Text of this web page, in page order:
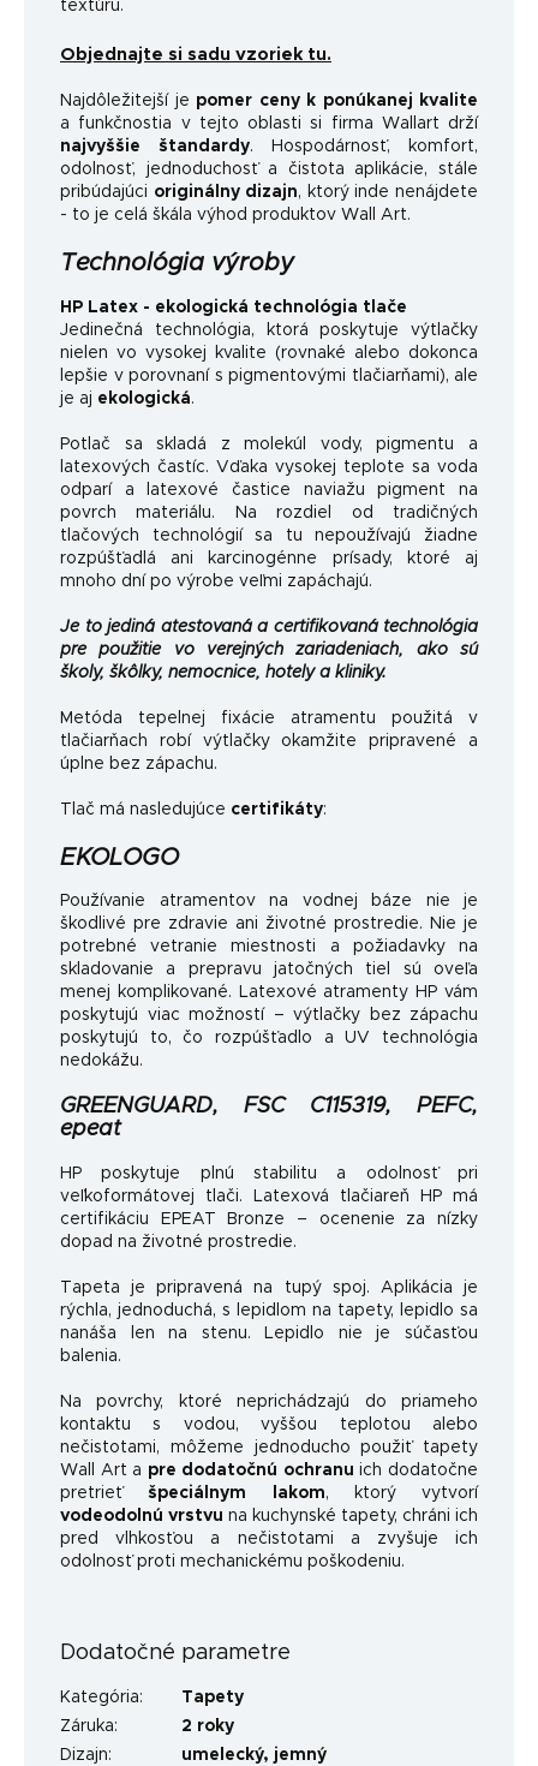
textúru.
Objednajte si sadu vzoriek tu.
Najdôležitejší je pomer ceny k ponúkanej kvalite
a funkčnostia v tejto oblasti si firma Wallart drží
najvyššie štandardy. Hospodárnosť, komfort,
odolnosť, jednoduchosť a čistota aplikácie, stále
pribúdajúci originálny dizajn, ktorý inde nenájdete
- to je celá škála výhod produktov Wall Art.
Technológia výroby
HP Latex - ekologická technológia tlače
Jedinečná technológia, ktorá poskytuje výtlačky
nielen vo vysokej kvalite (rovnaké alebo dokonca
lepšie v porovnaní s pigmentovými tlačiarňami), ale
je aj ekologická.
Potlač sa skladá z molekúl vody, pigmentu a
latexových častíc. Vďaka vysokej teplote sa voda
odparí a latexové častice naviažu pigment na
povrch materiálu. Na rozdiel od tradičných
tlačových technológií sa tu nepoužívajú žiadne
rozpúšťadlá ani karcinogénne prísady, ktoré aj
mnoho dní po výrobe veľmi zapáchajú.
Je to jediná atestovaná a certifikovaná technológia
pre použitie vo verejných zariadeniach, ako sú
školy, škôlky, nemocnice, hotely a kliniky.
Metóda tepelnej fixácie atramentu použitá v
tlačiarňach robí výtlačky okamžite pripravené a
úplne bez zápachu.
Tlač má nasledujúce certifikáty:
EKOLOGO
Používanie atramentov na vodnej báze nie je
škodlivé pre zdravie ani životné prostredie. Nie je
potrebné vetranie miestnosti a požiadavky na
skladovanie a prepravu jatočných tiel sú oveľa
menej komplikované. Latexové atramenty HP vám
poskytujú viac možností – výtlačky bez zápachu
poskytujú to, čo rozpúšťadlo a UV technológia
nedokážu.
GREENGUARD, FSC C115319, PEFC,
epeat
HP poskytuje plnú stabilitu a odolnosť pri
veľkoformátovej tlači. Latexová tlačiareň HP má
certifikáciu EPEAT Bronze – ocenenie za nízky
dopad na životné prostredie.
Tapeta je pripravená na tupý spoj. Aplikácia je
rýchla, jednoduchá, s lepidlom na tapety, lepidlo sa
nanáša len na stenu. Lepidlo nie je súčasťou
balenia.
Na povrchy, ktoré neprichádzajú do priameho
kontaktu s vodou, vyššou teplotou alebo
nečistotami, môžeme jednoducho použiť tapety
Wall Art a pre dodatočnú ochranu ich dodatočne
pretrieťšpeciálnym lakom, ktorý vytvorí
vodeodolnú vrstvu na kuchynské tapety, chráni ich
pred vlhkosťou a nečistotami a zvyšuje ich
odolnosť proti mechanickému poškodeniu.
Dodatočné parametre
Kategória:
Tapety
Záruka:
2 roky
Dizajn: umelecký, jemný